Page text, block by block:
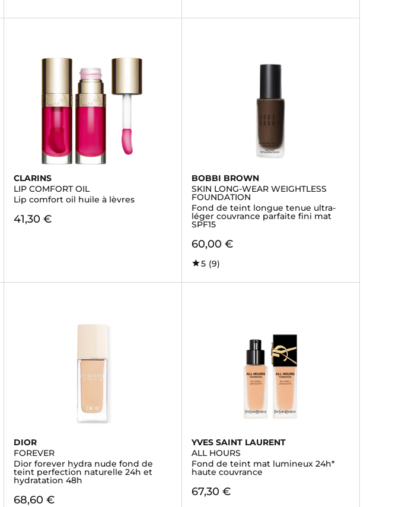
CLARINS
LIP COMFORT OIL
Lip comfort oil huile à lèvres
41,30 €
BOBBI BROWN
SKIN LONG-WEAR WEIGHTLESS
FOUNDATION
Fond de teint longue tenue ultra-
léger couvrance parfaite fini mat
SPF15
60,00 €
5 (9)
DIOR
FOREVER
Dior forever hydra nude fond de
teint perfection naturelle 24h et
hydratation 48h
68,60 €
YVES SAINT LAURENT
ALL HOURS
Fond de teint mat lumineux 24h*
haute couvrance
67,30 €